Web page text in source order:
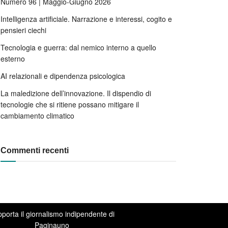
Intelligenza artificiale. Narrazione e interessi, cogito e
pensieri ciechi
Tecnologia e guerra: dal nemico interno a quello
esterno
AI relazionali e dipendenza psicologica
La maledizione dell’innovazione. Il dispendio di
tecnologie che si ritiene possano mitigare il
cambiamento climatico
Commenti recenti
il giornalismo indipendente di
Paginauno